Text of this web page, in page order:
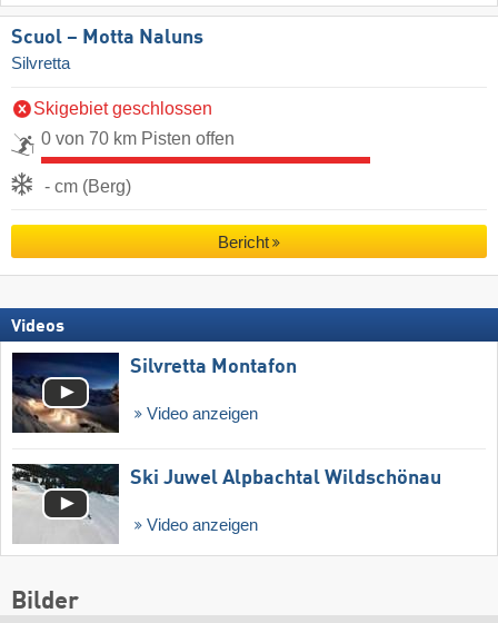
Scuol – Motta Naluns
Silvretta
Skigebiet geschlossen
0 von 70 km Pisten offen
- cm (Berg)
Bericht
Videos
Silvretta Montafon
Video anzeigen
Ski Juwel Alpbachtal Wildschönau
Video anzeigen
Bilder